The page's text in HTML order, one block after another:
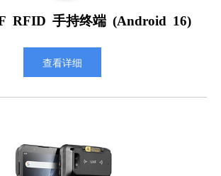
RFID 手持终端 (Android 16)
查看详细